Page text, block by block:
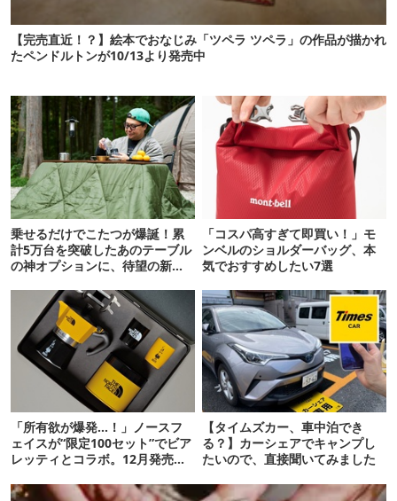
【完売直近！？】絵本でおなじみ「ツペラ ツペラ」の作品が描かれ
たペンドルトンが10/13より発売中
乗せるだけでこたつが爆誕！累
計5万台を突破したあのテーブル
の神オプションに、待望の新サ
「コスパ高すぎて即買い！」モ
ンベルのショルダーバッグ、本
気でおすすめしたい7選
「所有欲が爆発…！」ノースフ
ェイスが“限定100セット”でビア
レッティとコラボ。12月発売
【タイムズカー、車中泊でき
る？】カーシェアでキャンプし
たいので、直接聞いてみました